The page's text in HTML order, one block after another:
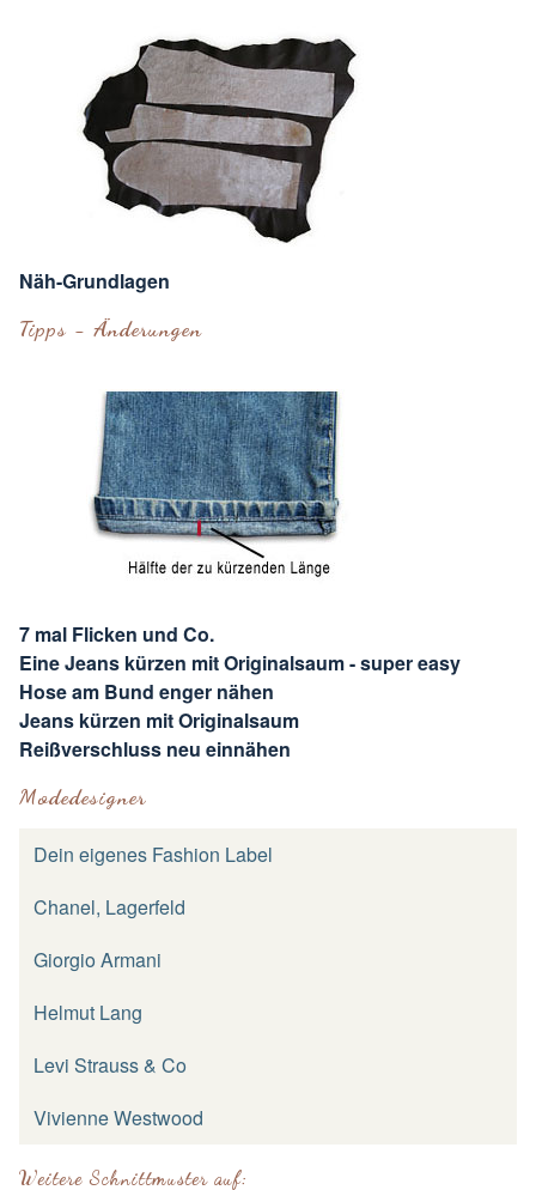
Näh-Grundlagen
Tipps - Änderungen
7 mal Flicken und Co.
Eine Jeans kürzen mit Originalsaum - super easy
Hose am Bund enger nähen
Jeans kürzen mit Originalsaum
Reißverschluss neu einnähen
Modedesigner
Dein eigenes Fashion Label
Chanel, Lagerfeld
Giorgio Armani
Helmut Lang
Levi Strauss & Co
Vivienne Westwood
Weitere Schnittmuster auf: